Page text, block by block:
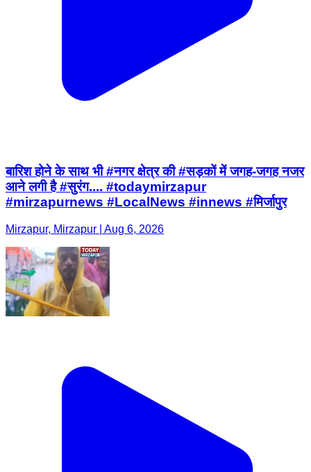
बारिश होने के साथ भी #नगर क्षेत्र की #सड़कों में जगह-जगह नजर
आने लगी है #सुरंग.... #todaymirzapur
#mirzapurnews #LocalNews #innews #मिर्जापुर
Mirzapur, Mirzapur | Aug 6, 2026